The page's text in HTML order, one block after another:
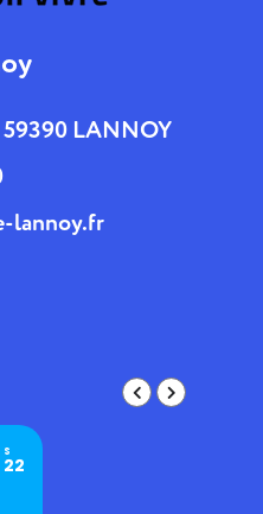
59390 LANNOY
lannoy.fr
S
22